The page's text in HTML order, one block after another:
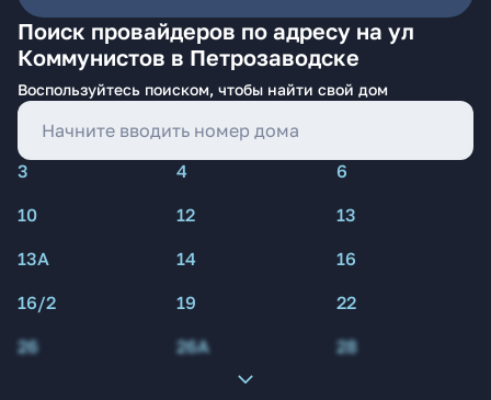
Поиск провайдеров по адресу на ул
Коммунистов в Петрозаводске
Воспользуйтесь поиском, чтобы найти свой дом
3 4
6
10
12
13
13А
14
16
16/2
19
22
26
26А 28